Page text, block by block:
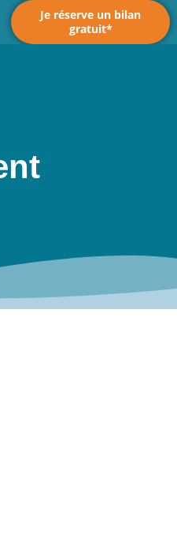
Je réserve un bilan
gratuit*